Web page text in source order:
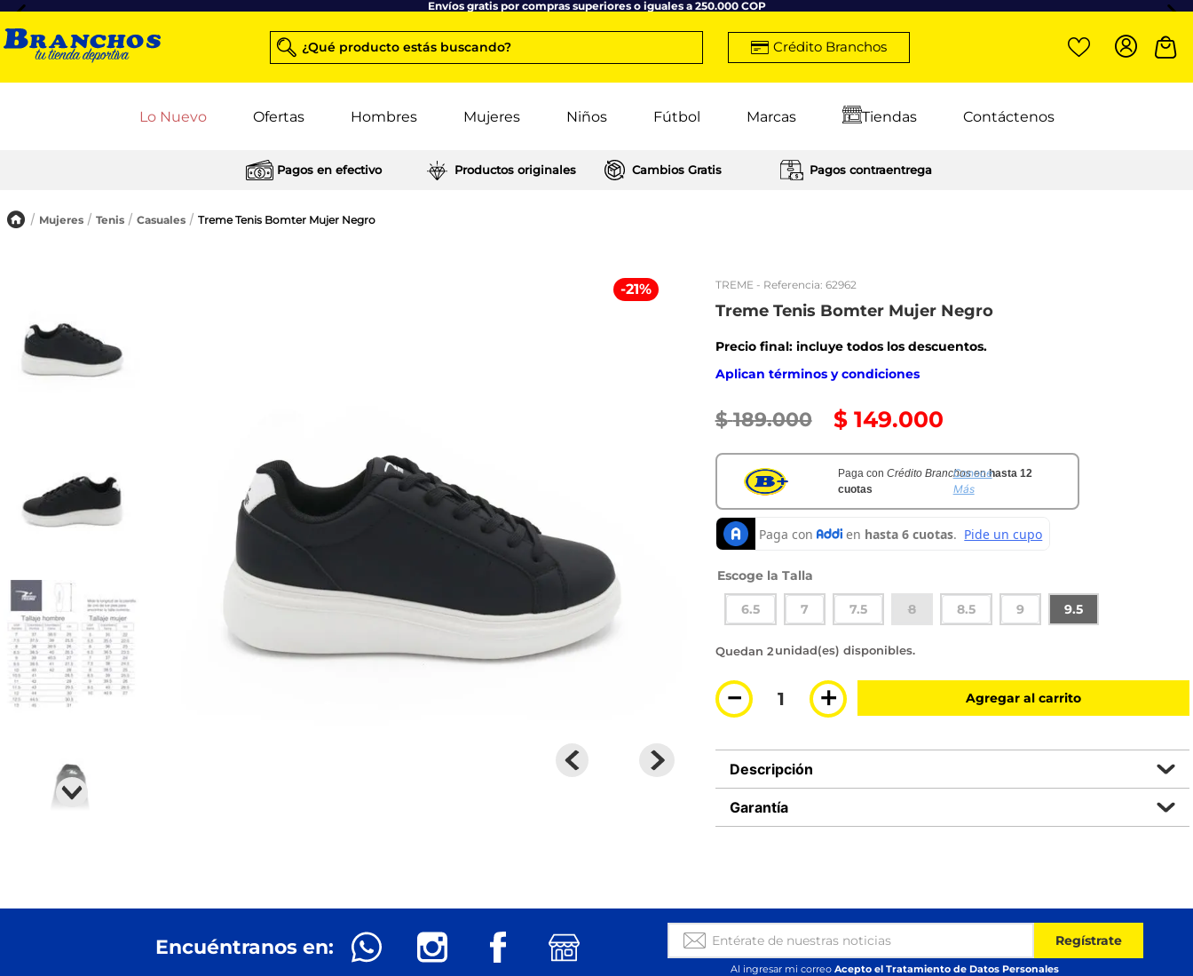
Envíos gratis por compras superiores o iguales a 250.000 COP
¿Qué producto estás buscando? Crédito Branchos
Lo Nuevo Ofertas Hombres Mujeres Niños Fútbol Marcas Tiendas Contáctenos
Pagos en efectivo Productos originales Cambios Gratis Pagos contraentrega
Mujeres Tenis Casuales Treme Tenis Bomter Mujer Negro
-21% TREME- Referencia: 62962
Treme Tenis Bomter Mujer Negro
Precio final: incluye todos los descuentos.
Aplican términos y condiciones
$ 189.000 $ 149.000
Paga con Crédito Branchosenhasta 12
cuotas
Conoce
Más
Talla
6.5 7 7.5 8 8.5 9 9.5
2 disponibles
＋
－ Agregar al carrito
Descripción
Garantía
Encuéntranos en: Regístrate
Al ingresar mi correo Acepto el Tratamiento de Datos Personales